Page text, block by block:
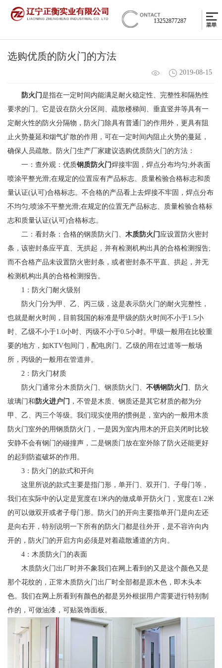
13252877287
选购优质的防火门的方法
2019-08-15
防火门是指在一定时间内能满足耐火稳定性、完整性和隔热性
要求的门。它是设在防火分区间、疏散楼梯间、垂直竖井等具有一
定耐火性的防火分隔物，防火门除具有普通门的作用外，更具有阻
止火势蔓延和烟气扩散的作用，可在一定时间内阻止火势的蔓延，
确保人员疏散。防火门生产厂家建议选购优质防火门的方法：
一：查外观：优质钢质防火门焊接牢固，焊点分布均匀;外表面
喷涂平整光滑;在规定的位置应有产品标志、质量检验合格标志和质
量认证(认可)合格标志。不合格的产品看上去焊接不牢固，焊点分布
不均匀;喷涂不平整光滑;在规定的位置无产品标志、质量检验合格标
志和质量认证(认可)合格标志。
二：看封条：合格的钢质防火门、 木质防火门 应设置防火密封
条，该密封条应平直、无拱起，并有检测机构出具的合格检测报告;
而不合格产品未设置防火密封条，或者密封条不平直、拱起，并无
检测机构出具的合格检测报告。
1：防火门耐火级别
防火门分为甲、乙、丙三级，这是表示防火门的耐火完整性，
也就是耐火时间，目前我国的标准是甲级的防火时间不小于1.5小
时、乙级不小于1.0小时、丙级不小于0.5小时。甲级一般用在比较重
要的地方，如KTV包间门，配电房门。乙级的用在过道等一般场
所，丙级的一般用在管道井。
2：防火门材质
防火门通常分木质防火门、钢质防火门、 不锈钢防火门
、防火
玻璃门和 防火进户门 ，不管是木质、钢质还是其它材质的都为分
甲、乙、丙三个等级。我们现实使用的惯例是，室内的一般用木质
防火门室外的用钢质防火门，一是因为室内用木的开启关闭时比较
安静不会有钢门的碰撞声，二是钢质门放在室外除了防火还能更好
的起到防盗破坏的作用。
3：防火门的款式和开向
这里所说的款式主要是指门形，单开门、双开门、子母门等，
我们在实际中的认定是宽度在1米内的做成单开防火门，宽度在1.2米
的可以做双开或者子母门形。防火门的开向主要指单开门是向左还
是向右开，特别说明一下所有的防火门都是往外开，是不容许向内
开的，防火门的开启方向必须是对着疏散通道的方向。
4：木质防火门的表面
木质防火门出厂时并不象我们在网上看到的又是这个颜色又是
那个花纹的，正常木质防火门出厂时全部都是原木色，即木头本
色。我们在网上所看到有颜色的都是另外根据用户需要进行特别制
作的，可做油漆，可贴装饰面板。